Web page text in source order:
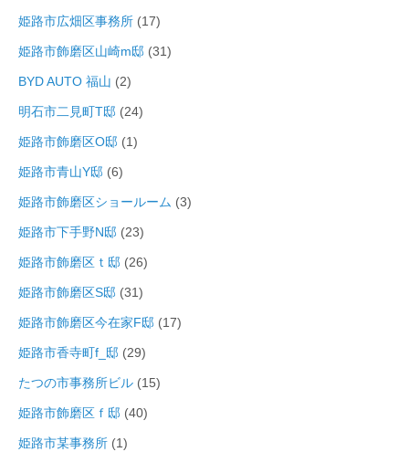
姫路市広畑区事務所 (17)
姫路市飾磨区山崎m邸 (31)
BYD AUTO 福山 (2)
明石市二見町T邸 (24)
姫路市飾磨区O邸 (1)
姫路市青山Y邸 (6)
姫路市飾磨区ショールーム (3)
姫路市下手野N邸 (23)
姫路市飾磨区ｔ邸 (26)
姫路市飾磨区S邸 (31)
姫路市飾磨区今在家F邸 (17)
姫路市香寺町f_邸 (29)
たつの市事務所ビル (15)
姫路市飾磨区ｆ邸 (40)
姫路市某事務所 (1)